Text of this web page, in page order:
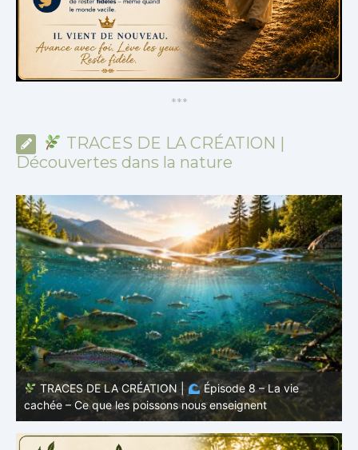
***
TRACES DE LA CRÉATION |
Découvertes dans la nature
TRACES DE LA CRÉATION |
Épisode 7: La vie cachée
– Pourquoi les poissons restent des poissons